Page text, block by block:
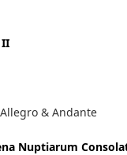
& Andante
Nuptiarum